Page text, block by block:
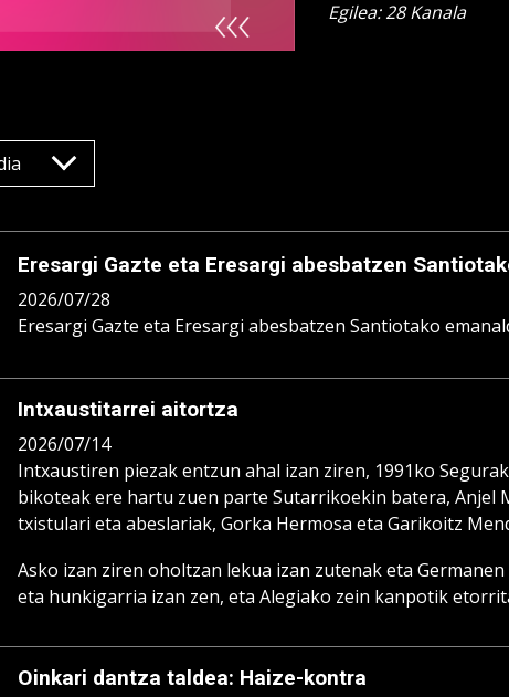
Egilea: 28 Kanala
Eresargi Gazte eta Eresargi abesbatzen
2026/07/28
Eresargi Gazte eta Eresargi abesbatzen Santiotako
Intxaustitarrei aitortza
2026/07/14
Intxaustiren piezak entzun ahal izan ziren, 1991ko
bikoteak ere hartu zuen parte Sutarrikoekin batera,
txistulari eta abeslariak, Gorka Hermosa eta Garikoitz
Asko izan ziren oholtzan lekua izan zutenak eta
eta hunkigarria izan zen, eta Alegiako zein kanpotik
Oinkari dantza taldea: Haize-kontra